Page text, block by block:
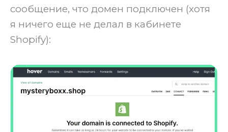
сообщение, что домен подключен (хотя
я ничего еще не делал в кабинете
Shopify):